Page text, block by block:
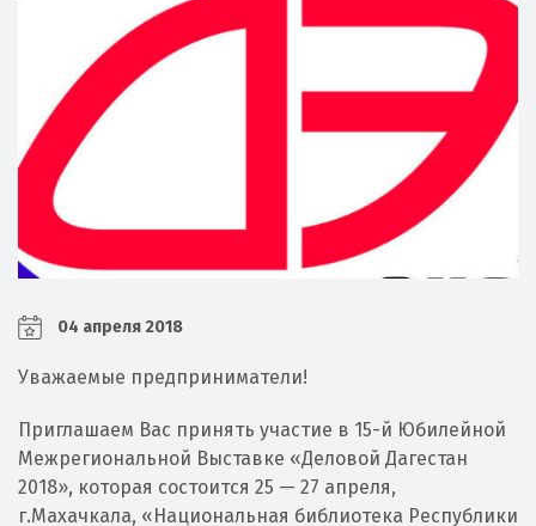
04 апреля 2018
Уважаемые предприниматели!
Приглашаем Вас принять участие в 15-й Юбилейной
Межрегиональной Выставке «Деловой Дагестан
2018», которая состоится 25 — 27 апреля,
г.Махачкала, «Национальная библиотека Республики